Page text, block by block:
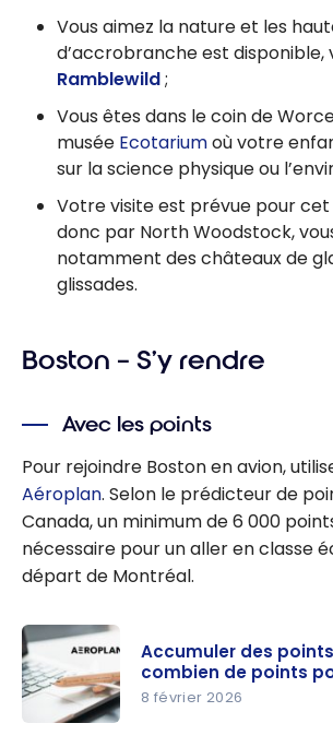
Vous aimez la nature et les
d’accrobranche est disponible,
Ramblewild;
Vous êtes dans le coin de
musée Ecotariumoù votre
sur la science physique ou
Votre visite est prévue pour cet
donc par North Woodstock,
notamment des châteaux de
glissades.
Boston – S’y rendre
Avec les points
Pour rejoindre Boston en avion,
Aéroplan. Selon le prédicteur de
Canada, un minimum de6 000
nécessaire pour un aller en classe
départ de Montréal.
Accumuler des
combien de points
8 février 2026